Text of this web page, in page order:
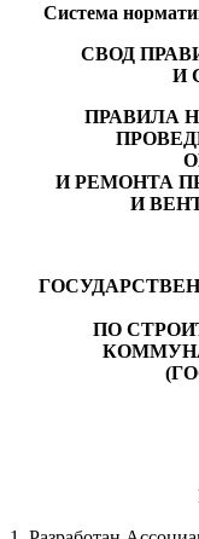
Система
СВОД
И
ПРАВИЛА
И РЕМОНТА
И
ПО